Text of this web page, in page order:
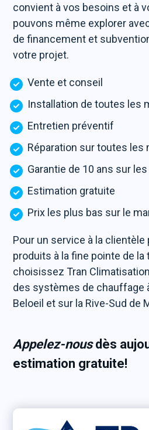
convient à vos besoins et à
pouvons même explorer
de financement et
votre projet.
Vente et conseil
Installation de toutes les
Entretien préventif
Réparation sur toutes les
Garantie de 10 ans sur
Estimation gratuite
Prix les plus bas sur le
Pour un service à la
produits à la fine pointe de la
choisissez Tran
des systèmes de chauffage
Beloeil et sur la Rive-Sud de
Appelez-nousdès
estimation gratuite!